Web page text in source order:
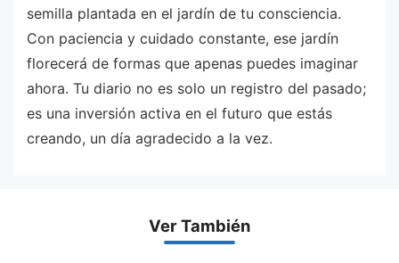
semilla plantada en el jardín de tu consciencia.
Con paciencia y cuidado constante, ese jardín
florecerá de formas que apenas puedes imaginar
ahora. Tu diario no es solo un registro del pasado;
es una inversión activa en el futuro que estás
creando, un día agradecido a la vez.
Ver También